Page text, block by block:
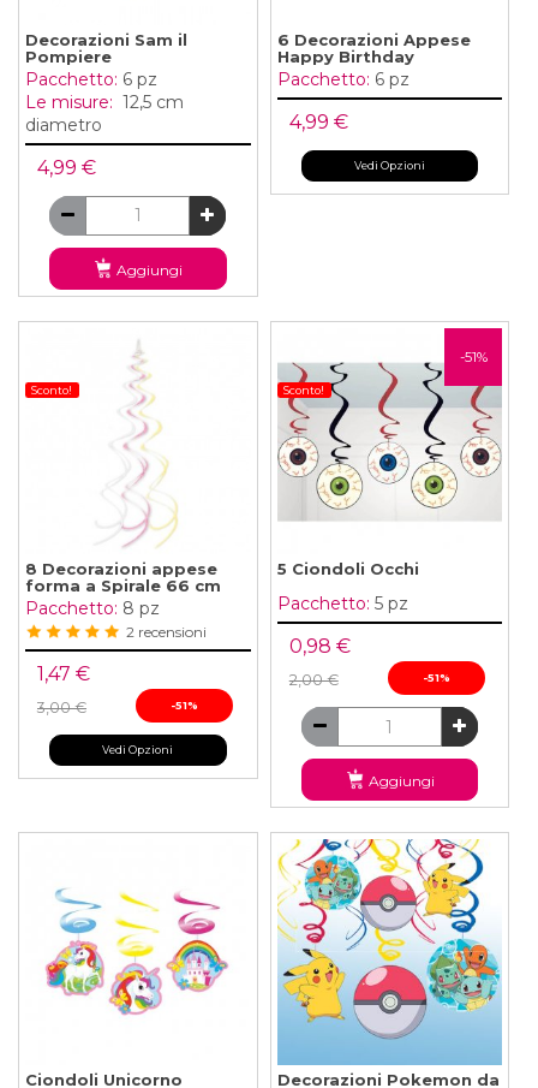
Decorazioni Sam il
Pompiere
Pacchetto: 6 pz
Le misure: 12,5 cm
diametro
4,99 €
Aggiungi
6 Decorazioni Appese
Happy Birthday
Pacchetto: 6 pz
4,99 €
Vedi Opzioni
Sconto!
8 Decorazioni appese
forma a Spirale 66 cm
Pacchetto: 8 pz
2 recensioni
1,47 €
3,00 € -51%
Vedi Opzioni
-51%
Sconto!
5 Ciondoli Occhi
Pacchetto: 5 pz
0,98 €
2,00 € -51%
Aggiungi
Ciondoli Unicorno
Decorazioni Pokemon da